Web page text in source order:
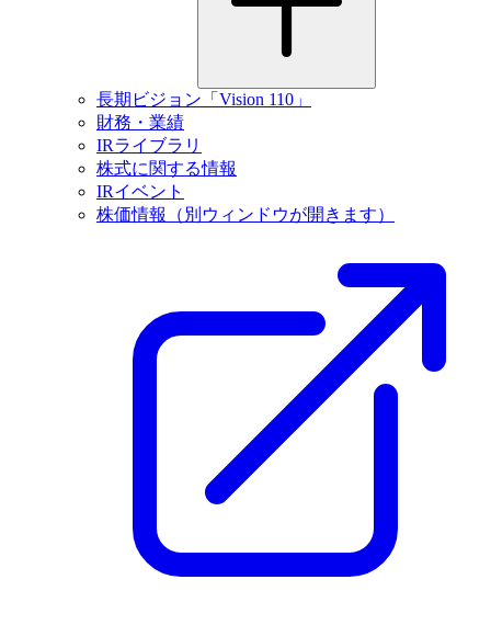
長期ビジョン「Vision 110」
財務・業績
IRライブラリ
株式に関する情報
IRイベント
株価情報
（別ウィンドウが開きます）